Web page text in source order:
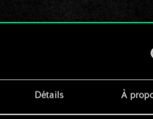
Détails À